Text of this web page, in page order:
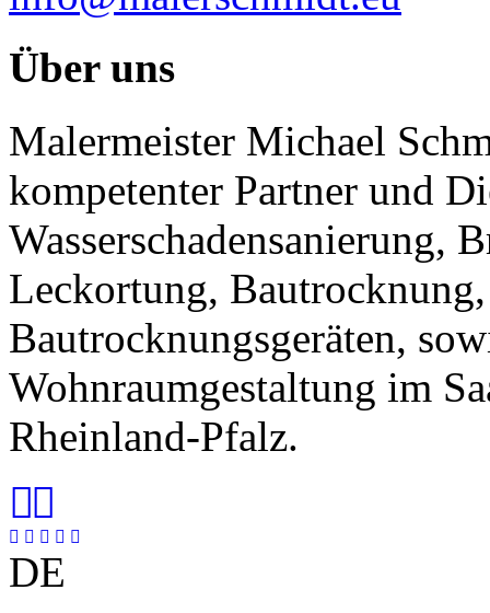
Über uns
Malermeister Michael
kompetenter Partner und
Wasserschadensanierung,
Leckortung,
Bautrocknungsgeräten,
Wohnraumgestaltung im
Rheinland-Pfalz.
DE